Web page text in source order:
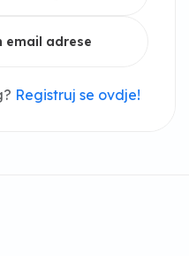
email adrese
Registruj se ovdje!